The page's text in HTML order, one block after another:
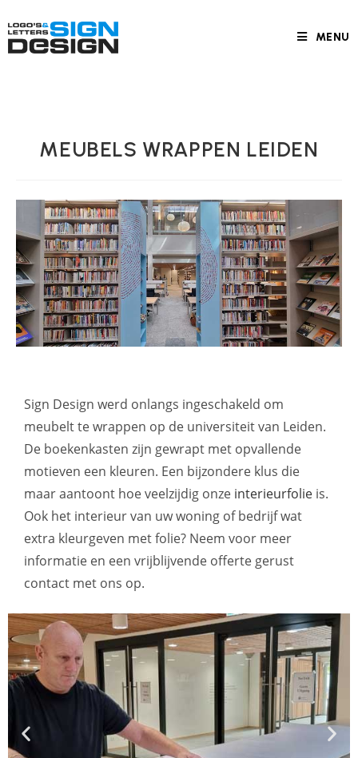
MENU
MEUBELS WRAPPEN LEIDEN
Sign Design werd onlangs ingeschakeld om
meubelt te wrappen op de universiteit van Leiden.
De boekenkasten zijn gewrapt met opvallende
motieven een kleuren. Een bijzondere klus die
maar aantoont hoe veelzijdig onze interieurfolie is.
Ook het interieur van uw woning of bedrijf wat
extra kleurgeven met folie? Neem voor meer
informatie en een vrijblijvende offerte gerust
contact met ons op.